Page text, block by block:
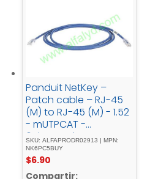
Panduit NetKey –
Patch cable – RJ-45
(M) to RJ-45 (M) - 1.52
- mUTPCAT -
6ebooted, -
strandedblue
SKU: ALFAPRODR02913 | MPN:
NK6PC5BUY
$6.90
Compartir: